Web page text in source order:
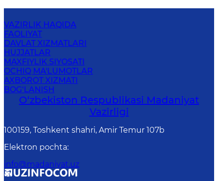
VAZIRLIK HAQIDA
FAOLIYAT
DAVLAT XIZMATLARI
HUJJATLAR
MAXFIYLIK SIYOSATI
OCHIQ MA'LUMOTLAR
AXBOROT XIZMATI
BOG‘LANISH
O‘zbekiston Respublikasi Madaniyat
Vazirligi
100159, Toshkent shahri, Amir Temur 107b
Elektron pochta:
info@madaniyat.uz